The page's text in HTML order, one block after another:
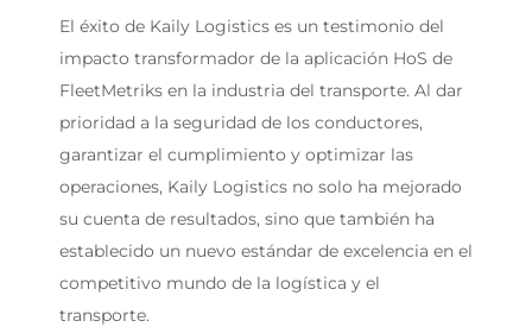
El éxito de Kaily Logistics es un testimonio del
impacto transformador de la aplicación HoS de
FleetMetriks en la industria del transporte. Al dar
prioridad a la seguridad de los conductores,
garantizar el cumplimiento y optimizar las
operaciones, Kaily Logistics no solo ha mejorado
su cuenta de resultados, sino que también ha
establecido un nuevo estándar de excelencia en el
competitivo mundo de la logística y el
transporte.